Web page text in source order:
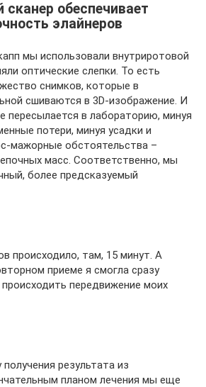
сканер обеспечивает
элайнеров
мы использовали внутриротовой
оптические слепки. То есть
снимков, которые в
сшиваются в 3D-изображение. И
пересылается в лабораторию, минуя
потери, минуя усадки и
мажорные обстоятельства –
масс. Соответственно, мы
более предсказуемый
происходило, там, 15 минут. А
приеме я смогла сразу
передвижение моих
результата из
планом лечения мы еще